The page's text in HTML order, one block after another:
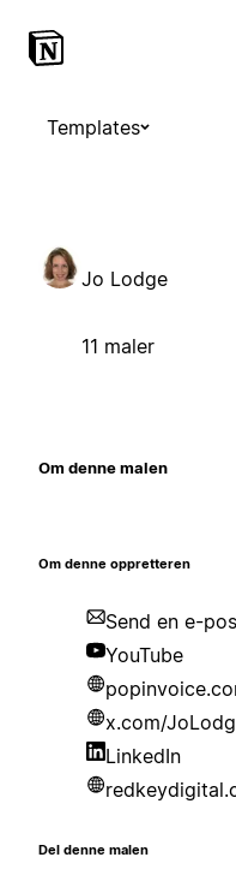
Templates
Jo Lodge
11 maler
Om denne malen
Om denne oppretteren
Send en e-
YouTube
x.com/
LinkedIn
Del denne malen